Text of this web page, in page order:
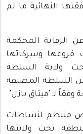
النهائية ما لم
الرقابة المحكمة
فروعها وشركاتها
ولاية السلطة
السلطة المضيفة
لـ "ميثاق بازل".
منتظم لنشاطات
تحت ولايتها